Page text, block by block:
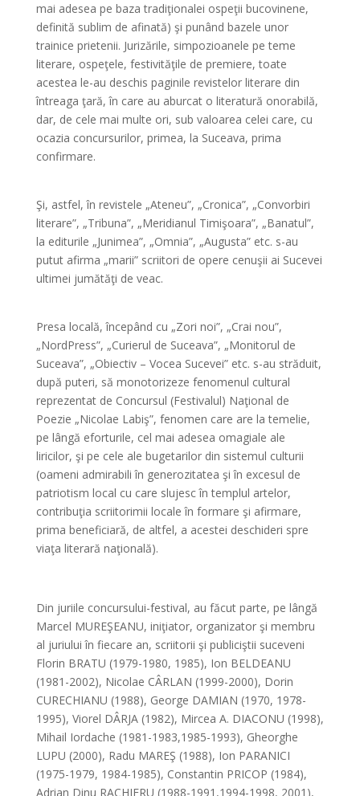
mai adesea pe baza tradiţionalei ospeţii bucovinene,
definită sublim de afinată) şi punând bazele unor
trainice prietenii. Jurizările, simpozioanele pe teme
literare, ospeţele, festivităţile de premiere, toate
acestea le-au deschis paginile revistelor literare din
întreaga ţară, în care au aburcat o literatură onorabilă,
dar, de cele mai multe ori, sub valoarea celei care, cu
ocazia concursurilor, primea, la Suceava, prima
confirmare.
Şi, astfel, în revistele „Ateneu”, „Cronica”, „Convorbiri
literare”, „Tribuna”, „Meridianul Timişoara”, „Banatul”,
la editurile „Junimea”, „Omnia”, „Augusta” etc. s-au
putut afirma „marii” scriitori de opere cenuşii ai Sucevei
ultimei jumătăţi de veac.
Presa locală, începând cu „Zori noi”, „Crai nou”,
„NordPress”, „Curierul de Suceava”, „Monitorul de
Suceava”, „Obiectiv – Vocea Sucevei” etc. s-au străduit,
după puteri, să monotorizeze fenomenul cultural
reprezentat de Concursul (Festivalul) Naţional de
Poezie „Nicolae Labiş”, fenomen care are la temelie,
pe lângă eforturile, cel mai adesea omagiale ale
liricilor, şi pe cele ale bugetarilor din sistemul culturii
(oameni admirabili în generozitatea şi în excesul de
patriotism local cu care slujesc în templul artelor,
contribuţia scriitorimii locale în formare şi afirmare,
prima beneficiară, de altfel, a acestei deschideri spre
viaţa literară naţională).
Din juriile concursului-festival, au făcut parte, pe lângă
Marcel MUREŞEANU, iniţiator, organizator şi membru
al juriului în fiecare an, scriitorii şi publiciştii suceveni
Florin BRATU (1979-1980, 1985), Ion BELDEANU
(1981-2002), Nicolae CÂRLAN (1999-2000), Dorin
CURECHIANU (1988), George DAMIAN (1970, 1978-
1995), Viorel DÂRJA (1982), Mircea A. DIACONU (1998),
Mihail Iordache (1981-1983,1985-1993), Gheorghe
LUPU (2000), Radu MAREŞ (1988), Ion PARANICI
(1975-1979, 1984-1985), Constantin PRICOP (1984),
Adrian Dinu RACHIERU (1988-1991,1994-1998, 2001),